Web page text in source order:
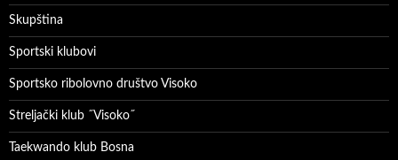
Skupština
Sportski klubovi
Sportsko ribolovno društvo Visoko
Streljački klub ˝Visoko˝
Taekwando klub Bosna